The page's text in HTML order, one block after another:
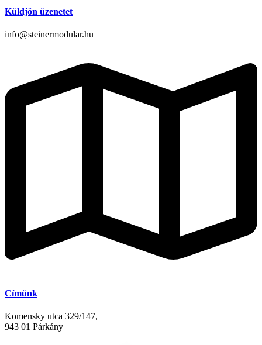
Küldjön üzenetet
info@steinermodular.hu
Címünk
Komensky utca 329/147,
943 01 Párkány